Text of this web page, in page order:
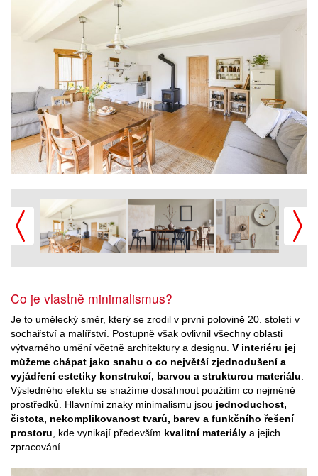
Co je vlastně minimalismus?
Je to umělecký směr, který se zrodil v první polovině 20. století v
sochařství a malířství. Postupně však ovlivnil všechny oblasti
výtvarného umění včetně architektury a designu. V interiéru jej
můžeme chápat jako snahu o co největší zjednodušení a
vyjádření estetiky konstrukcí, barvou a strukturou materiálu
Výsledného efektu se snažíme dosáhnout použitím co nejméně
prostředků. Hlavními znaky minimalismu jsou jednoduchost,
čistota, nekomplikovanost tvarů, barev a funkčního řešení
prostoru , kde vynikají především kvalitní materiály a jejich
zpracování.